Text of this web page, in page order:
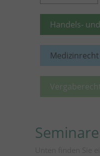
Handels-
Medizinrecht